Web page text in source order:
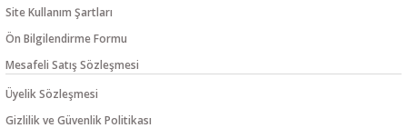
Site Kullanım Şartları
Ön Bilgilendirme Formu
Mesafeli Satış Sözleşmesi
Üyelik Sözleşmesi
Gizlilik ve Güvenlik Politikası